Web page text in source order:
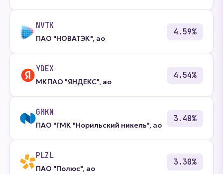
NVTK
ПАО "НОВАТЭК", ао
4.59%
YDEX
МКПАО "ЯНДЕКС", ао
4.54%
GMKN
ПАО "ГМК "Норильский никель", ао
3.48%
PLZL
ПАО "Полюс", ао
3.30%